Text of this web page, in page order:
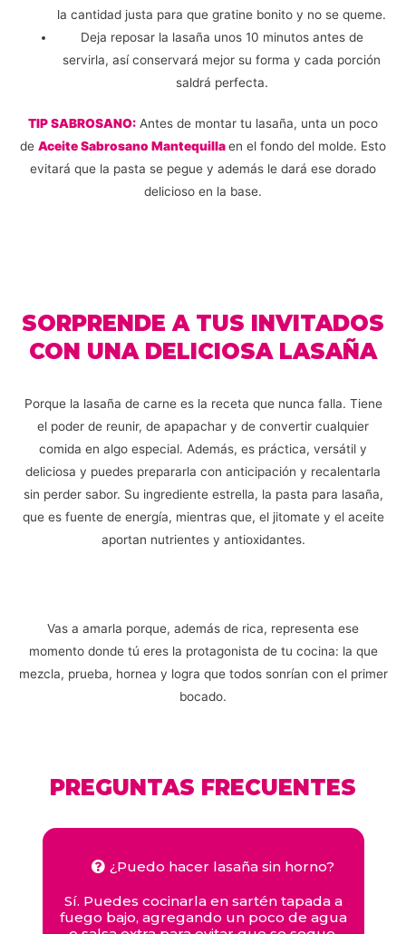
la cantidad justa para que gratine bonito y no se queme.
Deja reposar la lasaña unos 10 minutos antes de
servirla, así conservará mejor su forma y cada porción
saldrá perfecta.
TIP SABROSANO: Antes de montar tu lasaña, unta un poco
de Aceite Sabrosano Mantequillaen el fondo del molde. Esto
evitará que la pasta se pegue y además le dará ese dorado
delicioso en la base.
SORPRENDE A TUS INVITADOS
CON UNA DELICIOSA LASAÑA
Porque la lasaña de carne es la receta que nunca falla. Tiene
el poder de reunir, de apapachar y de convertir cualquier
comida en algo especial. Además, es práctica, versátil y
deliciosa y puedes prepararla con anticipación y recalentarla
sin perder sabor. Su ingrediente estrella, la pasta para lasaña,
que es fuente de energía, mientras que, el jitomate y el aceite
aportan nutrientes y antioxidantes.
Vas a amarla porque, además de rica, representa ese
momento donde tú eres la protagonista de tu cocina: la que
mezcla, prueba, hornea y logra que todos sonrían con el primer
bocado.
PREGUNTAS FRECUENTES
¿Puedo hacer lasaña sin horno?
Sí. Puedes cocinarla en sartén tapada a
fuego bajo, agregando un poco de agua